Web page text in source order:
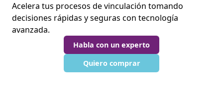
Acelera tus procesos de vinculación tomando
decisiones rápidas y seguras con tecnología
avanzada.
Habla con un experto
Quiero comprar